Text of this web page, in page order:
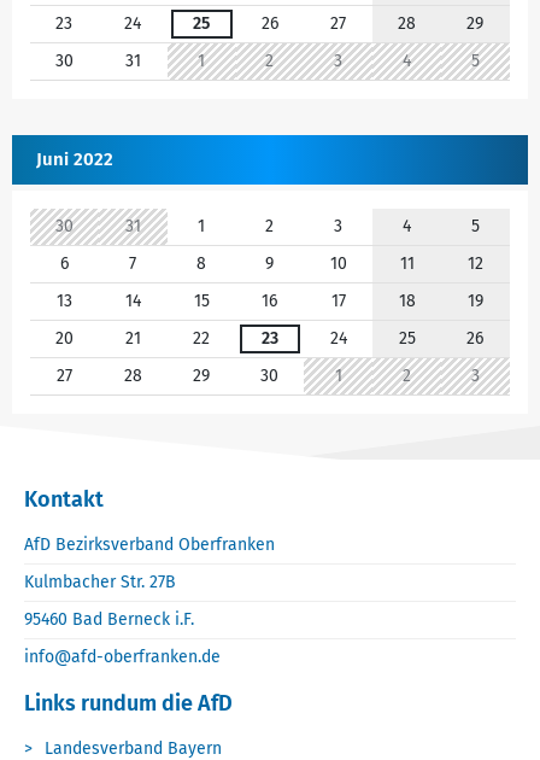
23
24 25 26 27 28
29
30
31 1 2 3 4 5
Juni 2022
30 31 1 2 3 4
5
6
7 8 9 10 11
12
13
14 15 16 17 18
19
20
21 22 23 24 25
26
27
28 29 30 1 2 3
Kontakt
AfD Bezirksverband Oberfranken
Kulmbacher Str. 27B
95460 Bad Berneck i.F.
info@afd-oberfranken.de
Links rundum die AfD
Landesverband Bayern